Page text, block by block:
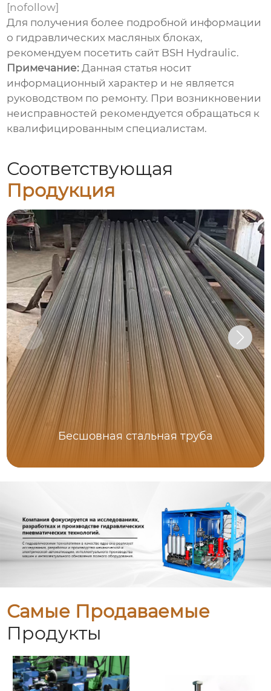
[nofollow]
Для получения более подробной информации
о гидравлических масляных блоках,
рекомендуем посетить сайт BSH Hydraulic.
Примечание: Данная статья носит
информационный характер и не является
руководством по ремонту. При возникновении
неисправностей рекомендуется обращаться к
квалифицированным специалистам.
Соответствующая
Продукция
Бесшовная стальная труба
Самые Продаваемые
Продукты